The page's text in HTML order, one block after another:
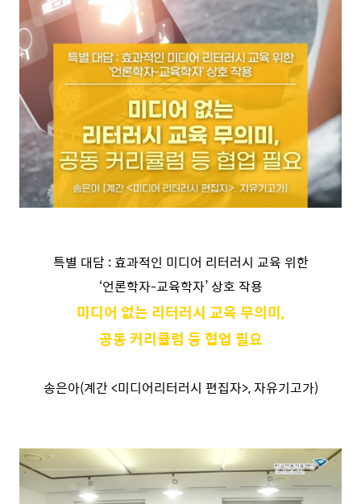
특별 대담 : 효과적인 미디어 리터러시 교육 위한
‘언론학자-교육학자’ 상호 작용
미디어 없는 리터러시 교육 무의미,
공동 커리큘럼 등 협업 필요
송은아(계간 <미디어리터러시 편집자>, 자유기고가)